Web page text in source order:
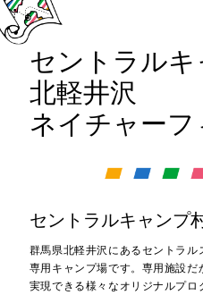
セントラル
北軽井沢
ネイチャーフ
セントラルキャンプ
群馬県北軽井沢にあるセントラル
専用キャンプ場です。専用施設だ
実現できる様々なオリジナルプロ